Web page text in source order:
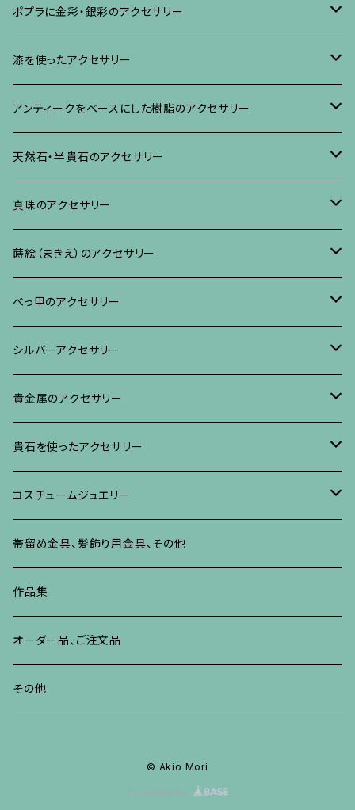
ブローチ
イヤリング・ピアス
ネックレス、その他
ポプラに金彩・銀彩のアクセサリー
ブローチ
イヤリング、ピアス
ネックレス、ペンダント
ブレスレット、バングル、その他
漆を使ったアクセサリー
ブローチ
イヤリング・ピアス
ネックレス・ペンダント
リング
ブレスレット・バングル、その他
アンティークをベースにした樹脂のアクセサリー
ブローチ
イヤリング・ピアス
ネックレス、ペンダント
ブレスレット、その他
天然石・半貴石のアクセサリー
ブローチ
イヤリング・ピアス
ネックレス、ペンダント
リング
ブレスレット、その他
真珠のアクセサリー
ブローチ
イヤリング・ピアス
ネックレス、ペンダント
リング
ブレスレット、その他
蒔絵（まきえ）のアクセサリー
べっ甲に蒔絵のアクセサリー
ブローチ
イヤリング・ピアス
真珠に蒔絵のアクセサリー
ブローチ
イヤリング、ピアス
水晶に蒔絵のアクセサリー
ブローチ
イヤリング、ピアス
朴の木やポプラに蒔絵のアクセサリー
ブローチ
イヤリング・ピアス
その他の蒔絵のアクセサリー
べっ甲のアクセサリー
ブローチ
イヤリング、ピアス
ネックレス、ペンダント
リング
ブレスレット、バングル、その他
シルバーアクセサリー
ブローチ
イヤリング、ピアス
ネックレス、ペンダント
リング
ブレスレット、バングル、その他
貴金属のアクセサリー
ブローチ
イヤリング、ピアス
ネックレス、ペンダント
ブレスレット、その他
リング
貴石を使ったアクセサリー
ブローチ
イヤリング、ピアス
ネックレス、ペンダント
リング
ブレスレット、バングル
コスチュームジュエリー
ブローチ
イヤリング、ピアス
ネックレス、ペンダント
リング
帯留め金具、髪飾り用金具、その他
作品集
オーダー品、ご注文品
その他
© Akio Mori
Powered by